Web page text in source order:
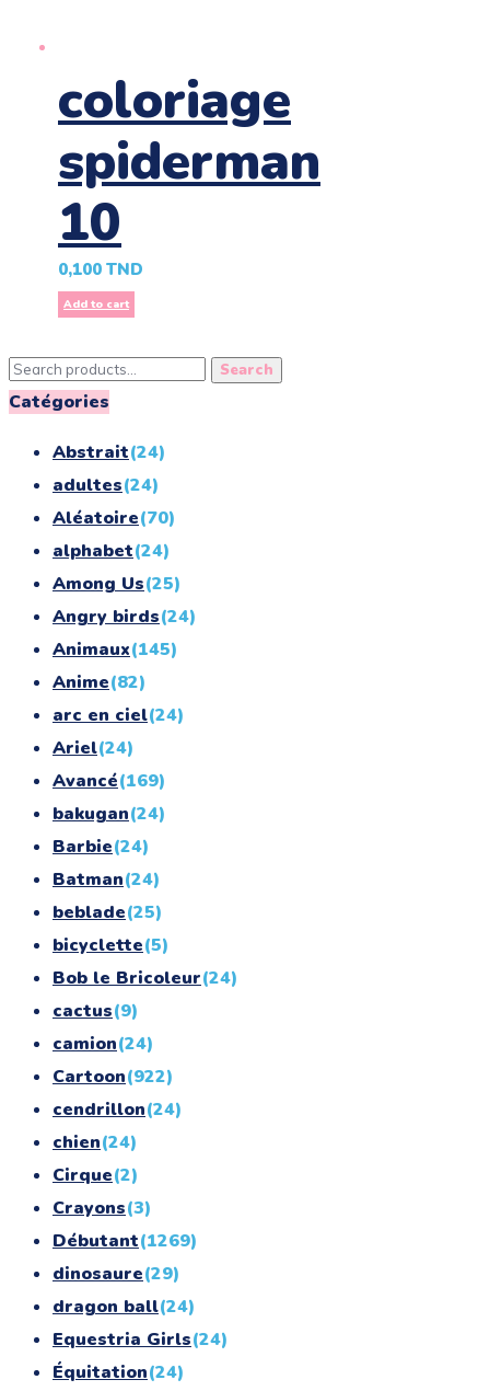
coloriage
spiderman
10
0,100 TND
Add to cart
Search
for:
Search
Catégories
Abstrait(24)
adultes(24)
Aléatoire(70)
alphabet(24)
Among Us(25)
Angry birds(24)
Animaux(145)
Anime(82)
arc en ciel(24)
Ariel(24)
Avancé(169)
bakugan(24)
Barbie(24)
Batman(24)
beblade(25)
bicyclette(5)
Bob le Bricoleur(24)
cactus(9)
camion(24)
Cartoon(922)
cendrillon(24)
chien(24)
Cirque(2)
Crayons(3)
Débutant(1269)
dinosaure(29)
dragon ball(24)
Equestria Girls(24)
Équitation(24)